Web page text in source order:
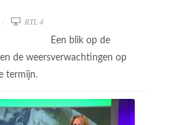
RTL 4
Een blik op de
de weersverwachtingen op
termijn.